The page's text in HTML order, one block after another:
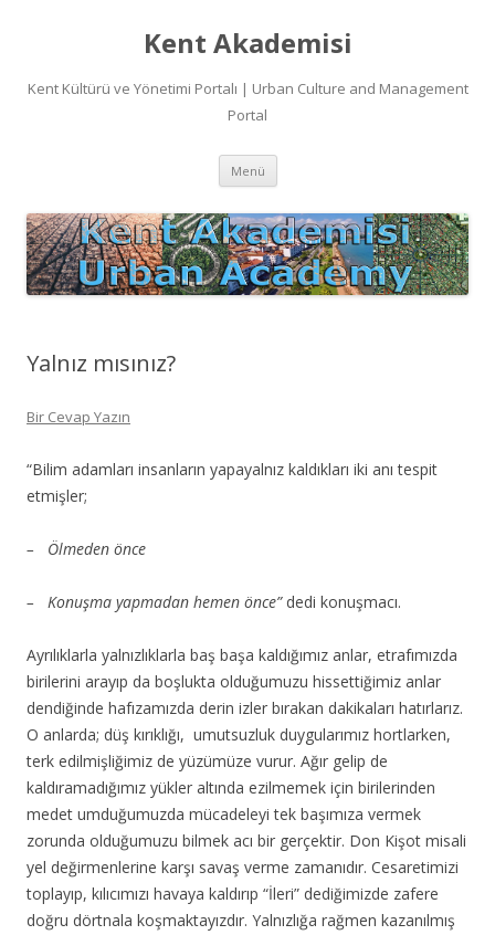
Kent Akademisi
Kent Kültürü ve Yönetimi Portalı | Urban Culture and Management
Portal
Menü İçeriğe
Yalnız mısınız?
Bir Cevap Yazın
“Bilim adamları insanların yapayalnız kaldıkları iki anı tespit
etmişler;
– Ölmeden önce
– Konuşma yapmadan hemen önce”dedi konuşmacı.
Ayrılıklarla yalnızlıklarla baş başa kaldığımız anlar, etrafımızda
birilerini arayıp da boşlukta olduğumuzu hissettiğimiz anlar
dendiğinde hafızamızda derin izler bırakan dakikaları hatırlarız.
O anlarda; düş kırıklığı, umutsuzluk duygularımız hortlarken,
terk edilmişliğimiz de yüzümüze vurur. Ağır gelip de
kaldıramadığımız yükler altında ezilmemek için birilerinden
medet umduğumuzda mücadeleyi tek başımıza vermek
zorunda olduğumuzu bilmek acı bir gerçektir. Don Kişot misali
yel değirmenlerine karşı savaş verme zamanıdır. Cesaretimizi
toplayıp, kılıcımızı havaya kaldırıp “İleri” dediğimizde zafere
doğru dörtnala koşmaktayızdır. Yalnızlığa rağmen kazanılmış